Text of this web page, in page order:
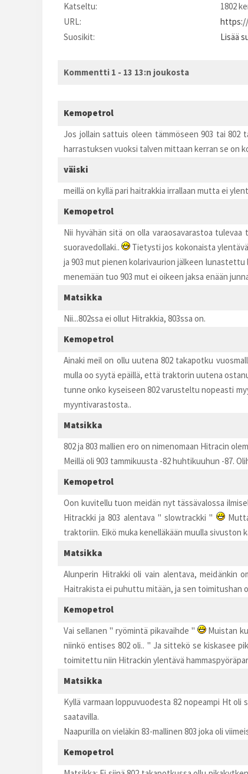
Katseltu:
1802
URL:
https://
Suosikit:
Lisää
Kommentti 1 - 13 13:n joukosta
Kemopetrol
Jos jollain sattuis oleen tämmöseen 903 tai
harrastuksen vuoksi talven mittaan kerran se on
väiski
meillä on kyllä pari haitrakkia irrallaan mutta ei
Kemopetrol
Nii hyvähän sitä on olla varaosavarastoa
suoravedollaki..
Tietysti jos kokonaista
ja 903 mut pienen kolarivaurion jälkeen
menemään tuo 903 mut ei oikeen jaksa enään
Matsikka
Nii...802ssa ei ollut Hitrakkia, 803ssa on.
Kemopetrol
Ainaki meil on ollu uutena 802 takapotku
mulla oo syytä epäillä, että traktorin uutena
tunne onko kyseiseen 802 varusteltu nopeasti
myyntivarastosta..
Matsikka
802 ja 803 mallien ero on nimenomaan Hitracin
Meillä oli 903 tammikuusta -82 huhtikuuhun -87.
Kemopetrol
Oon kuvitellu tuon meidän nyt tässävalossa
Hitrackki ja 803 alentava " slowtrackki "
traktoriin. Eikö muka kenelläkään muulla sivuston
Matsikka
Alunperin Hitrakki oli vain alentava, meidänkin
Haitrakista ei puhuttu mitään, ja sen toimitushan
Kemopetrol
Vai sellanen " ryömintä pikavaihde "
Muistan
niinkö entises 802 oli.. " Ja sittekö se kiskasee
toimitettu niin Hitrackin ylentävä
Matsikka
Kyllä varmaan loppuvuodesta 82 nopeampi Ht
saatavilla.
Naapurilla on vieläkin 83-mallinen 803 joka oli
Kemopetrol